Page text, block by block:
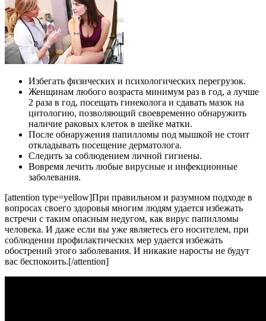
Избегать физических и психологических перегрузок.
Женщинам любого возраста минимум раз в год, а лучше
2 раза в год, посещать гинеколога и сдавать мазок на
цитологию, позволяющий своевременно обнаружить
наличие раковых клеток в шейке матки.
После обнаружения папилломы под мышкой не стоит
откладывать посещение дерматолога.
Следить за соблюдением личной гигиены.
Вовремя лечить любые вирусные и инфекционные
заболевания.
[attention type=yellow]При правильном и разумном подходе в
вопросах своего здоровья многим людям удается избежать
встречи с таким опасным недугом, как вирус папилломы
человека. И даже если вы уже являетесь его носителем, при
соблюдении профилактических мер удается избежать
обострений этого заболевания. И никакие наросты не будут
вас беспокоить.[/attention]